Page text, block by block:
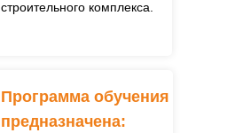
Программа обучения
предназначена:
строительного комплекса.